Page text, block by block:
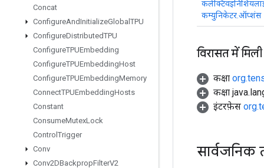
Concat
ConfigureAndInitializeGlobal TPU
ConfigureDistributedTPU
ConfigureTPUEmbedding
ConfigureTPUEmbeddingHost
ConfigureTPUEmbeddingMemory
ConnectTPUEmbeddingHosts
Constant
ConsumeMutexLock
Control Trigger
Conv
Conv2DBackpropFilterV2
कम्युनिकेटर.ऑप्शंस
विरासत में मिली
कक्षा
कक्षा
इंटरफ़ेस
सार्वजनिक